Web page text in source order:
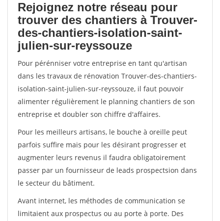
Rejoignez notre réseau pour
trouver des chantiers à Trouver-
des-chantiers-isolation-saint-
julien-sur-reyssouze
Pour pérénniser votre entreprise en tant qu'artisan
dans les travaux de rénovation Trouver-des-chantiers-
isolation-saint-julien-sur-reyssouze, il faut pouvoir
alimenter régulièrement le planning chantiers de son
entreprise et doubler son chiffre d'affaires.
Pour les meilleurs artisans, le bouche à oreille peut
parfois suffire mais pour les désirant progresser et
augmenter leurs revenus il faudra obligatoirement
passer par un fournisseur de leads prospectsion dans
le secteur du bâtiment.
Avant internet, les méthodes de communication se
limitaient aux prospectus ou au porte à porte. Des